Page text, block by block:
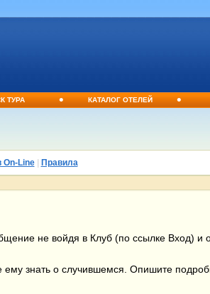
ТУРА • КАТАЛОГ ОТЕЛЕЙ •
On-Line| Правила
не войдя в Клуб (по ссылке Вход) и
ему знать о случившемся. Опишите